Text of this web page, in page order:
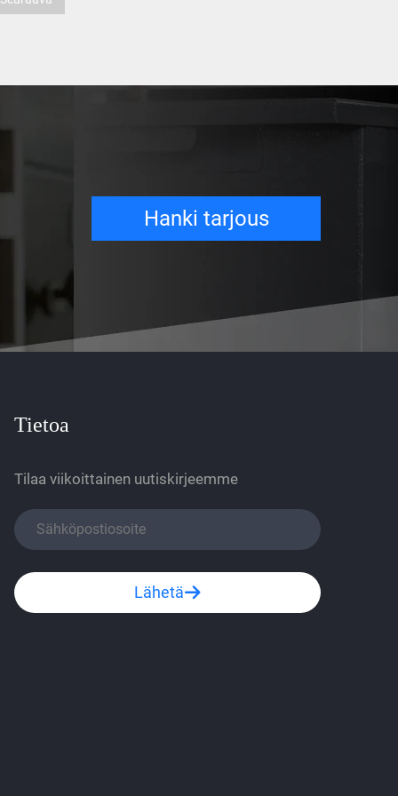
Hanki tarjous
Tietoa
Tilaa viikoittainen uutiskirjeemme
Lähetä